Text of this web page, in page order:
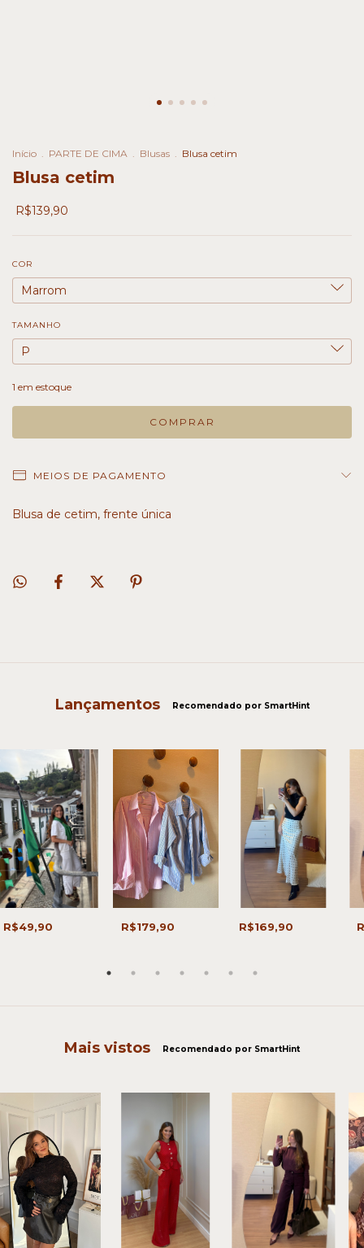
Início PARTE DE CIMA Blusas Blusa cetim
Blusa cetim
R$139,90
COR
TAMANHO
1 em estoque
MEIOS DE PAGAMENTO
Blusa de cetim, frente única
Lançamentos Recomendado por SmartHint
R$49,90 R$179,90 R$169,90
Mais vistos Recomendado por SmartHint